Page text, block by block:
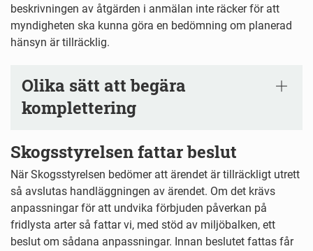
beskrivningen av åtgärden i anmälan inte räcker för att
myndigheten ska kunna göra en bedömning om planerad
hänsyn är tillräcklig.
Olika sätt att begära
komplettering
Skogsstyrelsen fattar beslut
När Skogsstyrelsen bedömer att ärendet är tillräckligt utrett
så avslutas handläggningen av ärendet. Om det krävs
anpassningar för att undvika förbjuden påverkan på
fridlysta arter så fattar vi, med stöd av miljöbalken, ett
beslut om sådana anpassningar. Innan beslutet fattas får